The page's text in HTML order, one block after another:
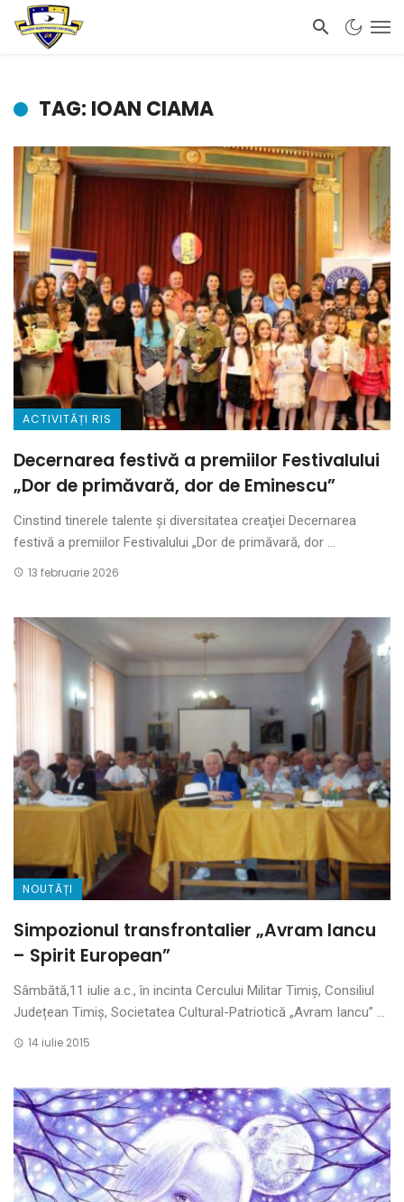
TAG: IOAN CIAMA
ACTIVITĂȚI RIS
Decernarea festivă a premiilor Festivalului
„Dor de primăvară, dor de Eminescu”
Cinstind tinerele talente și diversitatea creaţiei Decernarea
festivă a premiilor Festivalului „Dor de primăvară, dor ...
13 februarie 2026
NOUTĂȚI
Simpozionul transfrontalier „Avram Iancu
– Spirit European”
Sâmbătă,11 iulie a.c., în incinta Cercului Militar Timiș, Consiliul
Județean Timiș, Societatea Cultural-Patriotică „Avram Iancu” ...
14 iulie 2015